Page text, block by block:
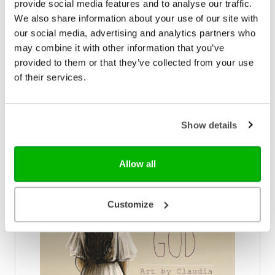
provide social media features and to analyse our traffic.
We also share information about your use of our site with
our social media, advertising and analytics partners who
may combine it with other information that you’ve
provided to them or that they’ve collected from your use
of their services.
Show details
Allow all
Customize
soms ook rauwe en eerlijke teksten zijn
samengevoegd met prachtige beelden die de
essentie van elke psalm vatten. Fotograaf Linda Blok
heeft steeds een bijpassend beeld geschoten, om
de lezer te prikkelen en aan te zetten tot dieper
nadenken over de inhoud van de teksten. Een
heerlijk boek om doorheen te bladeren, cadeau te
Linda Blok (Studio Lin Maakt) is fotograaf, stylist,
heeft de Psalmen gevangen in beelden die raken
en verwonderen, of aanzetten tot nadenken.
€ 39,99
Op voorraad
In winkelwagen